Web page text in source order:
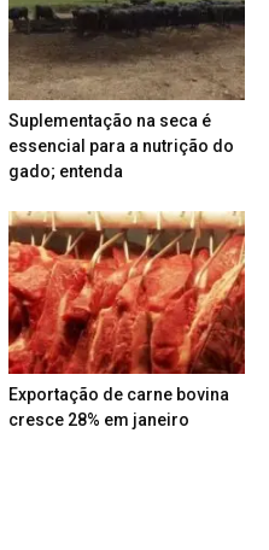
Suplementação na seca é
essencial para a nutrição do
gado; entenda
Exportação de carne bovina
cresce 28% em janeiro